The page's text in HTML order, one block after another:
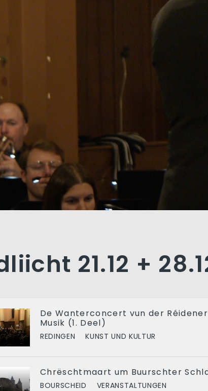
21.12 +
De Wanterconcert vun der Réidener
Musik (1. Deel)
REDINGEN KUNST UND KULTUR
Chrëschtmaart um Buurschter
BOURSCHEID VERANSTALTUNGEN